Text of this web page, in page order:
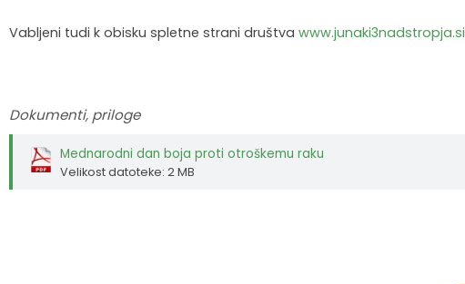
Vabljeni tudi k obisku spletne strani društva www.junaki3nadstropja.si
Dokumenti, priloge
Mednarodni dan boja proti otroškemu raku
Velikost datoteke: 2 MB